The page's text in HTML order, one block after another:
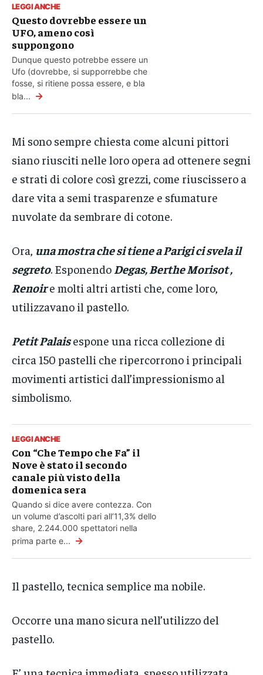
LEGGI ANCHE
Questo dovrebbe essere un
UFO, ameno così
suppongono
Dunque questo potrebbe essere un
Ufo (dovrebbe, si supporrebbe che
fosse, si ritiene possa essere, e bla
bla... →
Mi sono sempre chiesta come alcuni pittori
siano riusciti nelle loro opera ad ottenere segni
e strati di colore così grezzi, come riuscissero a
dare vita a semi trasparenze e sfumature
nuvolate da sembrare di cotone.
Ora, una mostra che si tiene a Parigi ci svela il
segreto. Esponendo Degas, Berthe Morisot ,
Renoire molti altri artisti che, come loro,
utilizzavano il pastello.
Petit Palaisespone una ricca collezione di
circa 150 pastelli che ripercorrono i principali
movimenti artistici dall’impressionismo al
simbolismo.
LEGGI ANCHE
Con “Che Tempo che Fa” il
Nove è stato il secondo
canale più visto della
domenica sera
Quando si dice avere contezza. Con
un volume d’ascolti pari all’11,3% dello
share, 2.244.000 spettatori nella
prima parte e... →
Il pastello, tecnica semplice ma nobile.
Occorre una mano sicura nell’utilizzo del
pastello.